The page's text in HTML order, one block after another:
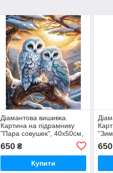
Діамантова вишивка.
Картина на підрамнику
"Пара совушек", 40х50см,
650₴
Купити
650